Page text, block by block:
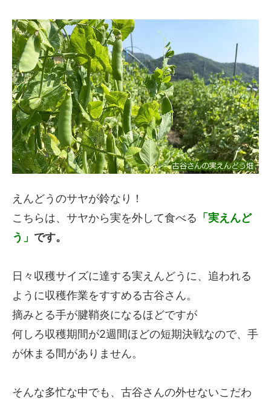
えんどうのサヤが鈴なり！
こちらは、サヤから実を外して食べる 「実えんど
う」 です。
日々収穫サイズに達する実えんどうに、追われる
ように収穫作業をすすめる古谷さん。
摘みとる手が腱鞘炎になるほどですが
何しろ収穫期間が2週間ほどの短期決戦なので、手
が休まる間がありません。
そんな多忙な中でも、古谷さんの外せないこだわ